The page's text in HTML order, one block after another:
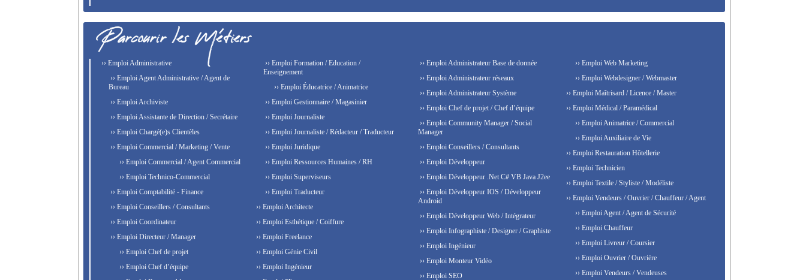
›› Emploi Administrative
›› Emploi Agent Administrative / Agent de
Bureau
›› Emploi Archiviste
›› Emploi Assistante de Direction / Secrétaire
›› Emploi Chargé(e)s Clientèles
›› Emploi Commercial / Marketing / Vente
›› Emploi Commercial / Agent Commercial
›› Emploi Technico-Commercial
›› Emploi Comptabilité - Finance
›› Emploi Conseillers / Consultants
›› Emploi Coordinateur
›› Emploi Directeur / Manager
›› Emploi Chef de projet
›› Emploi Chef d’équipe
›› Emploi Formation / Education /
Enseignement
›› Emploi Éducatrice / Animatrice
›› Emploi Gestionnaire / Magasinier
›› Emploi Journaliste
›› Emploi Journaliste / Rédacteur / Traducteur
›› Emploi Juridique
›› Emploi Ressources Humaines / RH
›› Emploi Superviseurs
›› Emploi Traducteur
›› Emploi Architecte
›› Emploi Esthétique / Coiffure
›› Emploi Freelance
›› Emploi Génie Civil
›› Emploi Ingénieur
›› Emploi Administrateur Base de donnée
›› Emploi Administrateur réseaux
›› Emploi Administrateur Système
›› Emploi Chef de projet / Chef d’équipe
›› Emploi Community Manager / Social
Manager
›› Emploi Conseillers / Consultants
›› Emploi Développeur
›› Emploi Développeur .Net C# VB Java J2ee
›› Emploi Développeur IOS / Développeur
Android
›› Emploi Développeur Web / Intégrateur
›› Emploi Infographiste / Designer / Graphiste
›› Emploi Ingénieur
›› Emploi Monteur Vidéo
›› Emploi SEO
›› Emploi Web Marketing
›› Emploi Webdesigner / Webmaster
›› Emploi Maîtrisard / Licence / Master
›› Emploi Médical / Paramédical
›› Emploi Animatrice / Commercial
›› Emploi Auxiliaire de Vie
›› Emploi Restauration Hôtellerie
›› Emploi Technicien
›› Emploi Textile / Styliste / Modéliste
›› Emploi Vendeurs / Ouvrier / Chauffeur / Agent
›› Emploi Agent / Agent de Sécurité
›› Emploi Chauffeur
›› Emploi Livreur / Coursier
›› Emploi Ouvrier / Ouvrière
›› Emploi Vendeurs / Vendeuses